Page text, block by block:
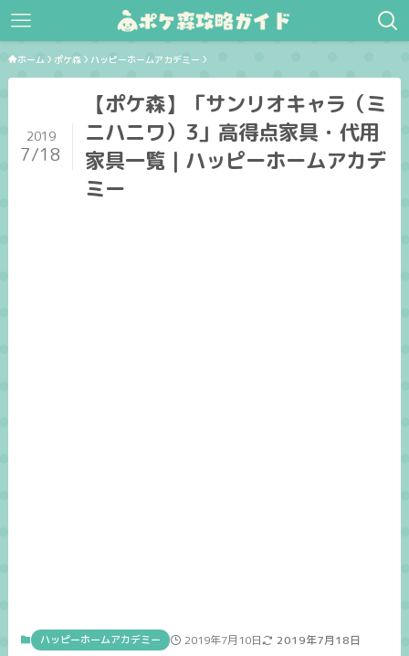
ホーム ポケ森 ハッピーホームアカデミー
【ポケ森】「サンリオキャラ（ミ
ニハニワ）3」高得点家具・代用
家具一覧｜ハッピーホームアカデ
ミー
2019
7/18
ハッピーホームアカデミー 2019年7月10日 2019年7月18日